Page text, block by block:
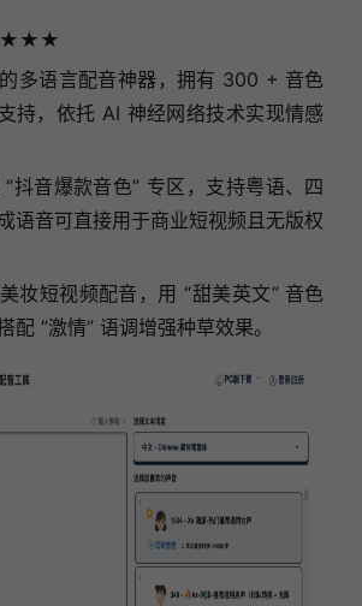
多语言配音神器，拥有 300 + 音色
持，依托 AI 神经网络技术实现情感
“抖音爆款音色” 专区，支持粤语、四
语音可直接用于商业短视频且无版权
妆短视频配音，用 “甜美英文” 音色
配 “激情” 语调增强种草效果。